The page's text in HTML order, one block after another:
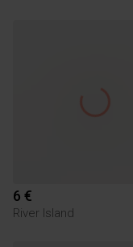
6 €
River Island